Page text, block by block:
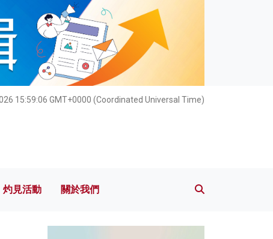
15:59:08 GMT+0000 (Coordinated Universal Time)
灼見活動 關於我們
灼見活動 關於我們